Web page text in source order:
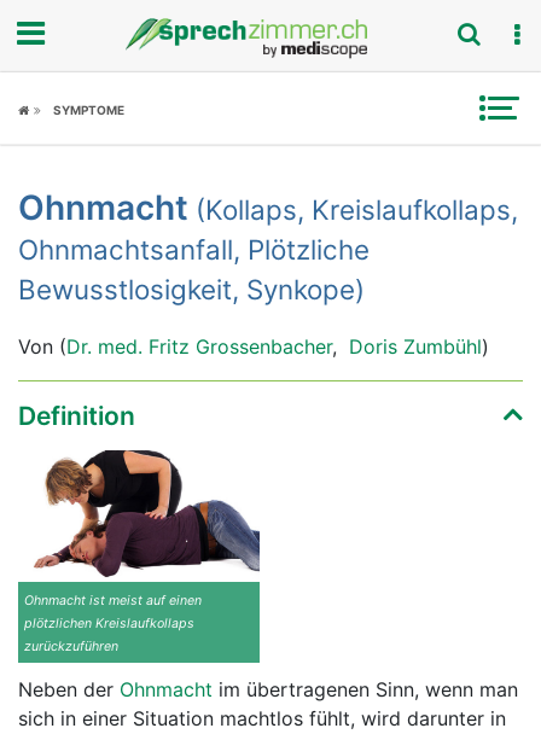
Fokus
Symptome
Untersuchungen
News
Ratgeber
Rubriken
SYMPTOME
Ohnmacht (Kollaps, Kreislaufkollaps,
Ohnmachtsanfall, Plötzliche
Bewusstlosigkeit, Synkope)
Von (Dr. med. Fritz Grossenbacher, Doris Zumbühl)
Definition
Ohnmacht ist meist auf einen
plötzlichen Kreislaufkollaps
zurückzuführen
Neben der Ohnmacht im übertragenen Sinn, wenn man
sich in einer Situation machtlos fühlt, wird darunter in